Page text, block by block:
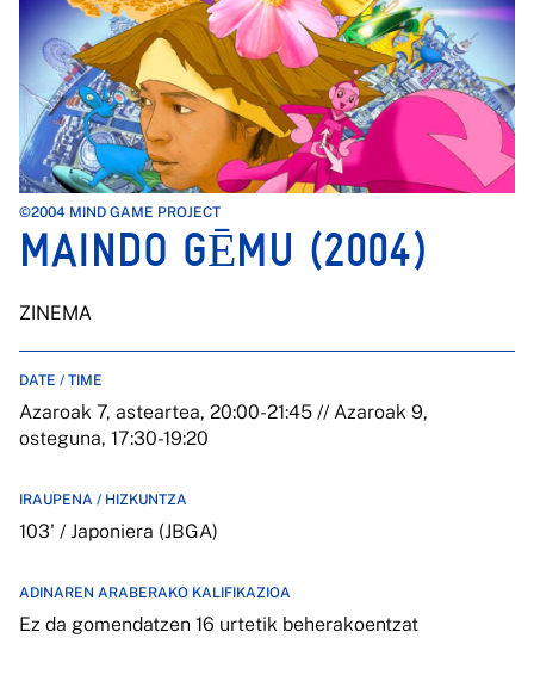
©2004 MIND GAME PROJECT
MAINDO GĒMU (2004)
ZINEMA
DATE / TIME
Azaroak 7, asteartea, 20:00-21:45 // Azaroak 9,
osteguna, 17:30-19:20
IRAUPENA / HIZKUNTZA
103' / Japoniera (JBGA)
ADINAREN ARABERAKO KALIFIKAZIOA
Ez da gomendatzen 16 urtetik beherakoentzat